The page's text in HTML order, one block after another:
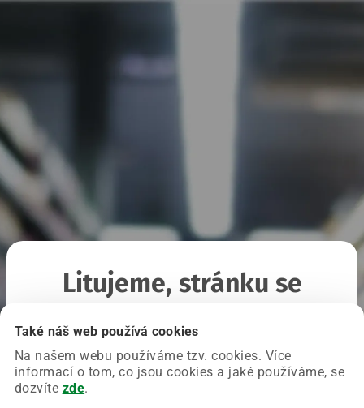
Také náš web používá cookies
Na našem webu používáme tzv. cookies. Více
informací o tom, co jsou cookies a jaké používáme, se
dozvíte zde.
Litujeme, stránku se
Chyba nastala na naší straně a už ji opravujeme.
Zkuste prosím znovu načíst požadovanou stránku.